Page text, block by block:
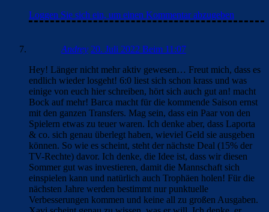
Loggen Sie sich ein, um einen Kommentar abzugeben
Andrey 20. Juli 2022 Beim 11:07
Hey! Länger nicht mehr aktiv gewesen… Freut mich, dass es
endlich wieder losgeht! 6:0 liest sich schon krass und was
einige von euch hier schreiben, hört sich auch gut an! macht
Bock auf mehr! Barca macht für die kommende Saison ernst
mit den ganzen Transfers. Mag sein, dass ein Paar von den
Spielern etwas zu teuer waren. Ich denke aber, dass Laporta
& co. sich genau überlegt haben, wieviel Geld sie ausgeben
können. So wie es scheint, steht der nächste Deal (15% der
TV-Rechte) davor. Ich denke, die Idee ist, dass wir diesen
Sommer gut was investieren, damit die Mannschaft sich
einspielen kann und natürlich auch Trophäen holen! Für die
nächsten Jahre werden bestimmt nur punktuelle
Verbesserungen kommen und keine all zu großen Ausgaben.